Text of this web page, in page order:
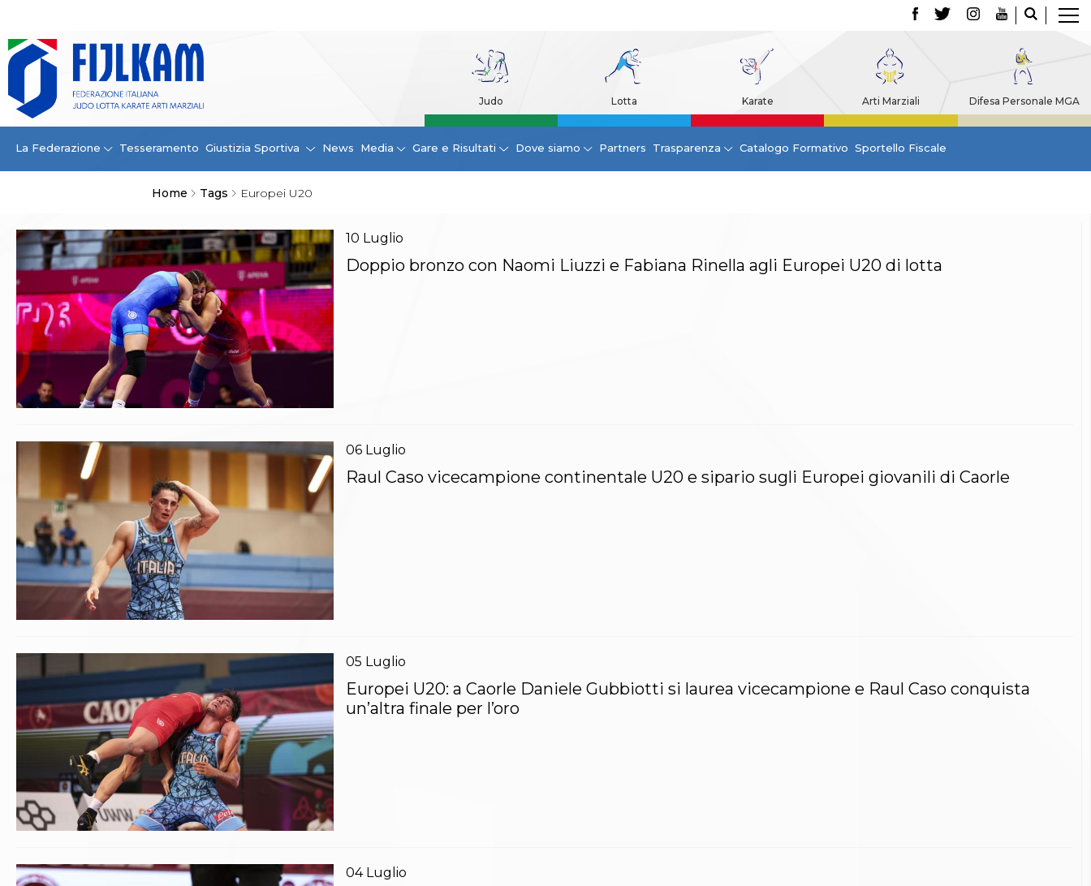
Judo Lotta Karate Arti Marziali Difesa Personale MGA
La Federazione Tesseramento Giustizia Sportiva News Media Gare e Risultati Dove siamo Partners Trasparenza Catalogo Formativo Sportello Fiscale
Home Tags Europei U20
La Federazione
La FIJLKAM
Organigramma
Storia
Campioni di tutti i tempi
News
Convenzioni
Tecnici
Contatti
Safeguarding Policy
Ufficiali di Gara
Antidoping e tutela sanitaria
Tesseramento
Contatti
Norme e modulistica Affiliazioni e Tesseramenti
Polizza Assicurativa
Classifica Società Sportive con più di 100 atleti
Giustizia Sportiva
Protocollo udienze in videoconferenza
Documenti e Modulistica
Contatti
Provvedimenti in corso
Sentenze Giudice Sportivo
Sentenze Tribunale Federale
Sentenze Corte Sportiva e Federale di Appello
Sentenze di 1° Grado
Sentenze CAF
Dispositivi Tribunale Federale
Dispositivi Corte Sportiva e Federale di Appello
Spese per l’accesso alla Giustizia
Gare e Risultati
Archivio eventi
Dove siamo
Comitati Regionali
Società
La Federazione
Cerca Società Sportive
Rassegna stampa
Pubblicazioni FIJLKAM
10 Luglio
Doppio bronzo con Naomi Liuzzi e Fabiana Rinella agli Europei U20 di lotta
06 Luglio
Raul Caso vicecampione continentale U20 e sipario sugli Europei giovanili di Caorle
05 Luglio
Europei U20: a Caorle Daniele Gubbiotti si laurea vicecampione e Raul Caso conquista
un’altra finale per l’oro
04 Luglio